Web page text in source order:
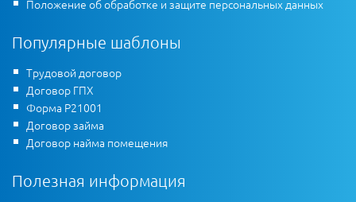
Положение об обработке и защите персональных данных
Популярные шаблоны
Трудовой договор
Договор ГПХ
Форма Р21001
Договор займа
Договор найма помещения
Полезная информация